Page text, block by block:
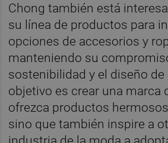
Chong también está
su línea de productos para
opciones de accesorios y
manteniendo su
sostenibilidad y el diseño de
objetivo es crear una marca
ofrezca productos
sino que también inspire a